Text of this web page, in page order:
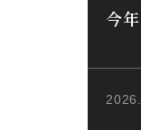
今